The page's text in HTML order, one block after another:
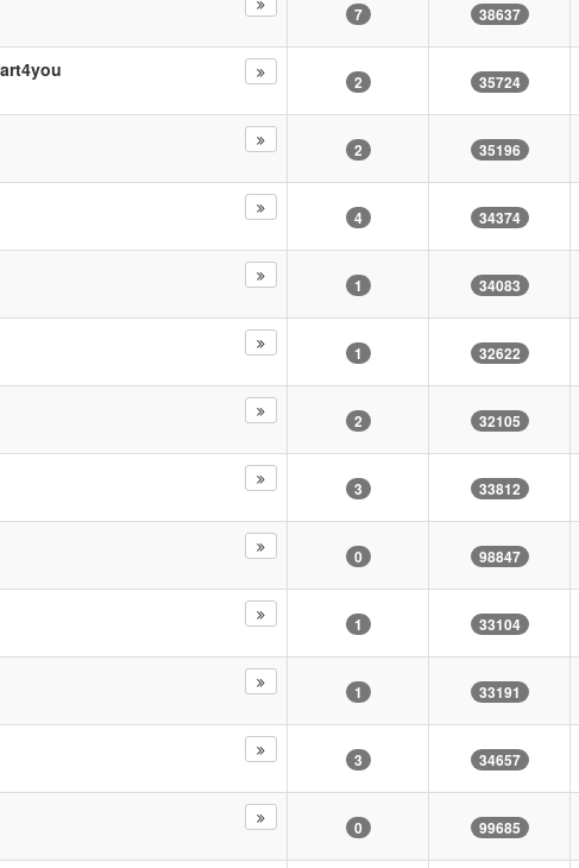
7 38637
2 35724
2 35196
4 34374
1 34083
1 32622
2 32105
3 33812
0 98847
1 33104
1 33191
3 34657
0 99685